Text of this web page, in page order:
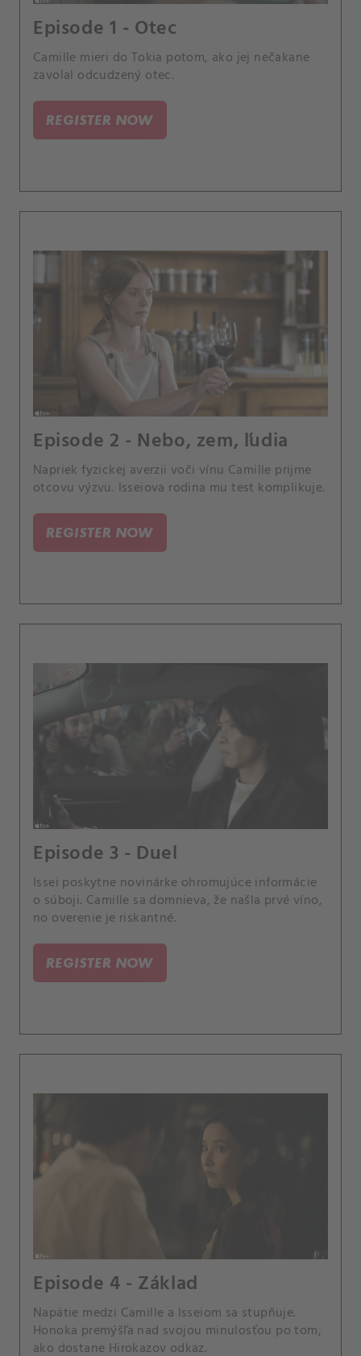
Episode 1 - Otec
Camille mieri do Tokia potom, ako jej nečakane
zavolal odcudzený otec.
REGISTER NOW
Episode 2 - Nebo, zem, ľudia
Napriek fyzickej averzii voči vínu Camille prijme
otcovu výzvu. Isseiova rodina mu test komplikuje.
REGISTER NOW
Episode 3 - Duel
Issei poskytne novinárke ohromujúce informácie
o súboji. Camille sa domnieva, že našla prvé víno,
no overenie je riskantné.
REGISTER NOW
Episode 4 - Základ
Napätie medzi Camille a Isseiom sa stupňuje.
Honoka premýšľa nad svojou minulosťou po tom,
ako dostane Hirokazov odkaz.